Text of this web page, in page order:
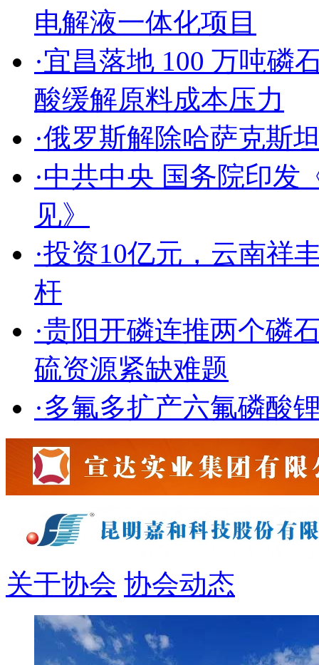
电解液一体化项目
·宜昌落地 100 万吨磷
酸缓解原料成本压力
·俄罗斯解除哈萨克斯
·中共中央 国务院印发
见》
·投资10亿元，云南祥
杆
·贵阳开磷连推两个磷
硫资源紧缺难题
·多氟多扩产六氟磷酸
关于协会 协会动态